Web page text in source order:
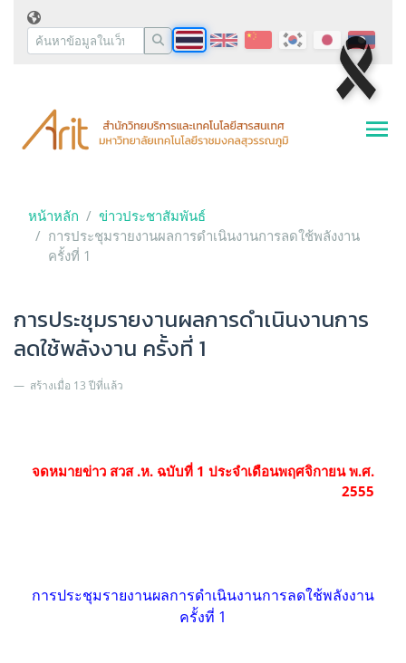
หน้าหลัก
ข่าวประชาสัมพันธ์
การประชุมรายงานผลการดำเนินงานการลดใช้พลังงาน
ครั้งที่ 1
การประชุมรายงานผลการดำเนินงานการ
ลดใช้พลังงาน ครั้งที่ 1
สร้างเมื่อ 13 ปีที่แล้ว
จดหมายข่าว สวส .ห. ฉบับที่ 1 ประจำเดือนพฤศจิกายน พ.ศ.
2555
การประชุมรายงานผลการดำเนินงานการลดใช้พลังงาน
ครั้งที่ 1